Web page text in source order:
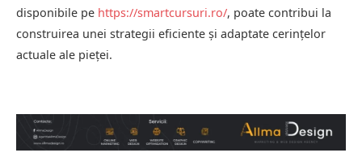
disponibile pe https://smartcursuri.ro/, poate contribui la
construirea unei strategii eficiente și adaptate cerințelor
actuale ale pieței.